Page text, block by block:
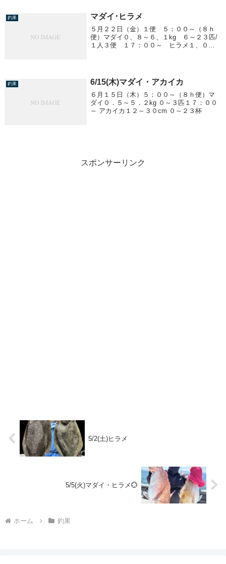
釣果 マダイ･ヒラメ
５月２２日（金）１便 ５：００～（８ｈ
便）マダイ０、８～６、１kg ６～２３匹/
１人３便 １７：００～ ヒラメ１、０～
釣果 6/15(木)マダイ・アカイカ
６月１５日（木）５：００～（８ｈ便）マ
ダイ０．５～５．２kg ０～３匹１７：００
～ アカイカ１２～３０cm ０～２３杯
スポンサーリンク
5/2(土)ヒラメ
5/5(火)マダイ・ヒラメ💮
ホーム 釣果